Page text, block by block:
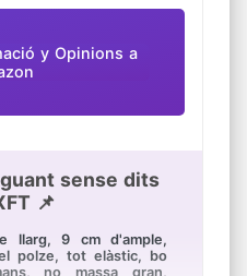
y Opinions a
sense dits
📌
llarg, 9 cm d'ample,
polze, tot elàstic, bo
no massa gran,